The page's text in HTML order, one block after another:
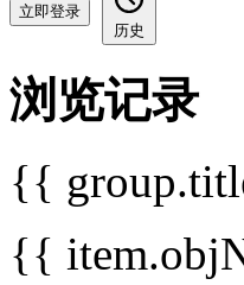
立即登录
历史
浏览记录
{{
{{